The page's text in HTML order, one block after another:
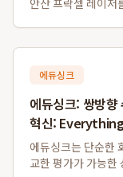
안산 프락셀 레이저
고 색소 침착이 동반
에듀싱크
에듀싱크: 쌍방향
혁신:
에듀싱크는 단순한
교한 평가가 가능한